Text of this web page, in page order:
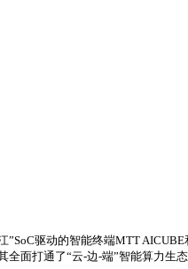
驱动的智能终端MTT
面打通了“云-边-端”智能算力生